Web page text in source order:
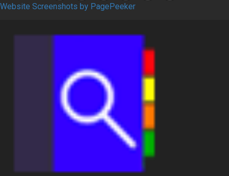
Website Screenshots by PagePeeker